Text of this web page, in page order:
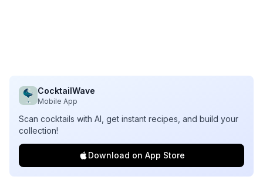
CocktailWave
Mobile App
Scan cocktails with AI, get instant recipes, and build your
collection!
Download on App Store